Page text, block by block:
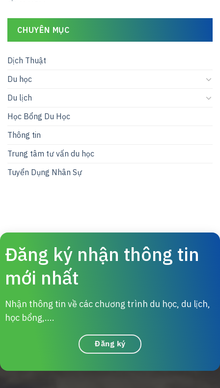
CHUYÊN MỤC
Dịch Thuật
Du học
Du lịch
Học Bổng Du Học
Thông tin
Trung tâm tư vấn du học
Tuyển Dụng Nhân Sự
Đăng ký nhận thông tin
mới nhất
Nhận thông tin về các chương trình du học, du lịch,
học bổng,....
Đăng ký